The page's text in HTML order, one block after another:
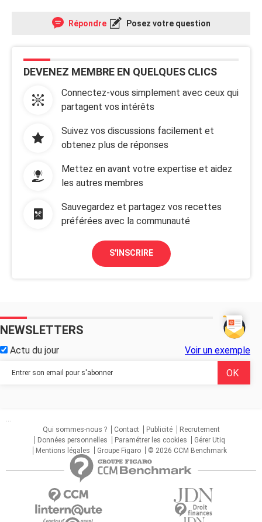
Répondre Posez votre question
DEVENEZ MEMBRE EN QUELQUES CLICS
Connectez-vous simplement avec ceux qui
partagent vos intérêts
Suivez vos discussions facilement et
obtenez plus de réponses
Mettez en avant votre expertise et aidez
les autres membres
Sauvegardez et partagez vos recettes
préférées avec la communauté
S'INSCRIRE
NEWSLETTERS
Actu du jour Voir un exemple
...
Qui sommes-nous ?
Contact Publicité
Recrutement
Données personnelles
Paramétrer les cookies
Gérer Utiq
Mentions légales
Groupe Figaro © 2026 CCM Benchmark